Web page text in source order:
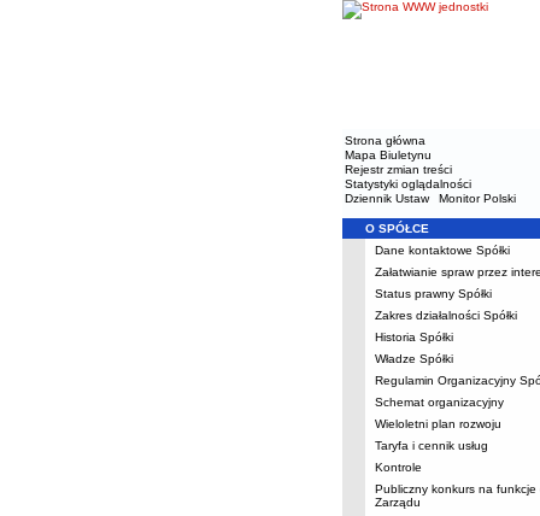
Strona główna
Mapa Biuletynu
Rejestr zmian treści
Statystyki oglądalności
Dziennik Ustaw
Monitor Polski
Menu
O SPÓŁCE
Dane kontaktowe Spółki
Załatwianie spraw przez
Status prawny Spółki
Zakres działalności Spółki
Historia Spółki
Władze Spółki
Regulamin Organizacyjny
Schemat organizacyjny
Wieloletni plan rozwoju
Taryfa i cennik usług
Kontrole
Publiczny konkurs na funkcje
Zarządu